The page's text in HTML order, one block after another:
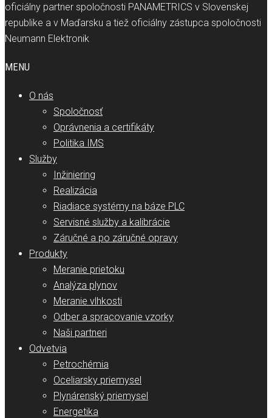
oficiálny partner spoločnosti PANAMETRICS v Slovenskej
republike a v Maďarsku a tiež oficiálny zástupca spoločnosti
Neumann Elektronik
MENU
O nás
Spoločnosť
Oprávnenia a certifikáty
Politika IMS
Služby
Inžiniering
Realizácia
Riadiace systémy na báze PLC
Servisné služby a kalibrácie
Záručné a po záručné opravy
Produkty
Meranie prietoku
Analýza plynov
Meranie vlhkosti
Odber a spracovanie vzorky
Naši partneri
Odvetvia
Petrochémia
Oceliarsky priemysel
Plynárenský priemysel
Energetika